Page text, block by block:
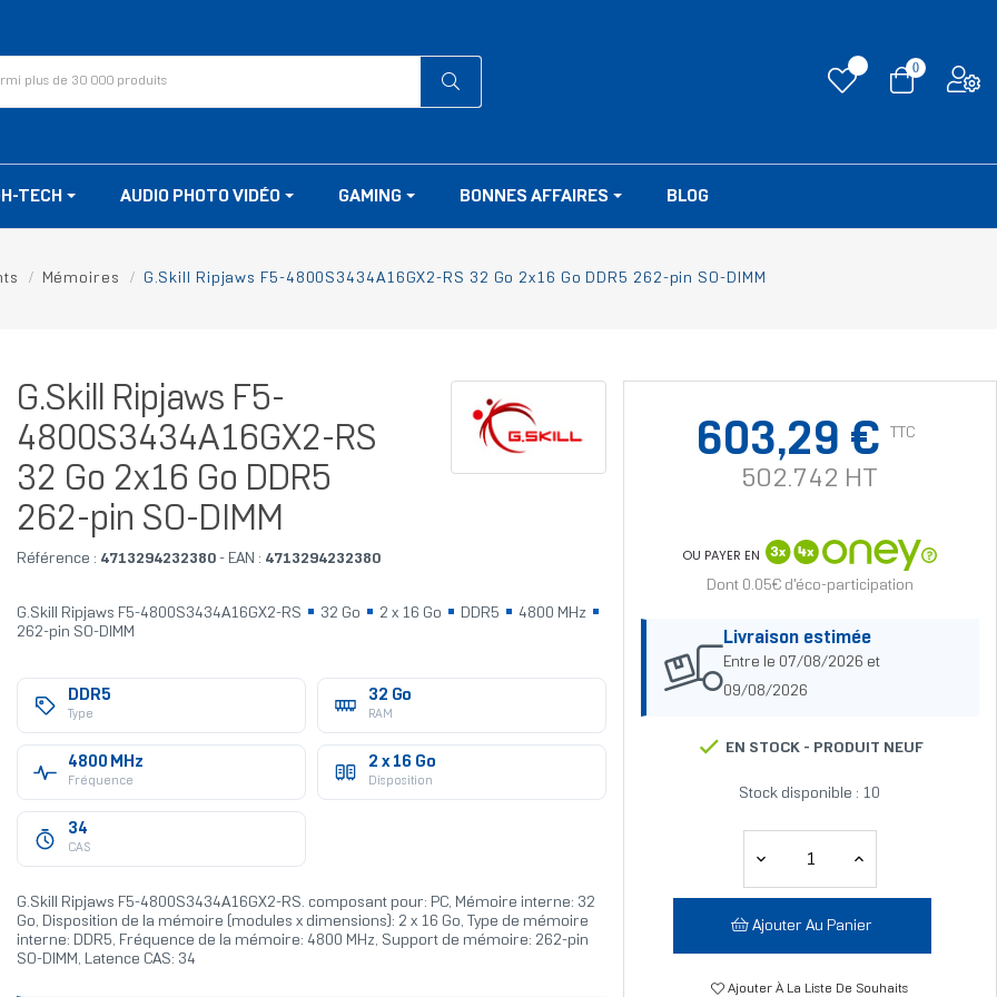
0
TECH AUDIO PHOTO VIDÉO GAMING BONNES AFFAIRES BLOG
Mémoires G.Skill Ripjaws F5-4800S3434A16GX2-RS 32 Go 2x16 Go DDR5 262-pin SO-DIMM
G.Skill Ripjaws F5-
4800S3434A16GX2-RS
32 Go 2x16 Go DDR5
262-pin SO-DIMM
Référence : 4713294232380- EAN : 4713294232380
G.Skill Ripjaws F5-4800S3434A16GX2-RS 32 Go 2 x 16 Go DDR5
4800 MHz
262-pin SO-DIMM
DDR5
Type
32 Go
RAM
4800 MHz
Fréquence
2 x 16 Go
Disposition
34
CAS
G.Skill Ripjaws F5-4800S3434A16GX2-RS. composant pour: PC, Mémoire interne: 32
Go, Disposition de la mémoire (modules x dimensions): 2 x 16 Go, Type de mémoire
interne: DDR5, Fréquence de la mémoire: 4800 MHz, Support de mémoire: 262-pin
SO-DIMM, Latence CAS: 34
603,29 € TTC
502.742 HT
OU PAYER EN
Dont 0.05€ d'éco-participation
Livraison estimée
Entre le 07/08/2026 et
09/08/2026
EN STOCK - PRODUIT NEUF
Stock disponible : 10
Ajouter Au Panier
Ajouter À La Liste De Souhaits